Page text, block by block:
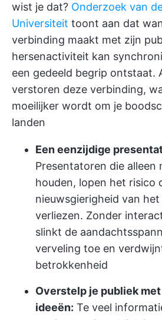
wist je dat? Onderzoek van
Universiteit toont aan dat
verbinding maakt met zijn
hersenactiviteit kan
een gedeeld begrip ontstaat.
verstoren deze verbinding,
moeilijker wordt om je
landen
Een eenzijdige
Presentatoren die alleen
houden, lopen het risico
nieuwsgierigheid van
verliezen. Zonder
slinkt de
verveling toe en
betrokkenheid
Overstelp je publiek
ideeën: Te veel